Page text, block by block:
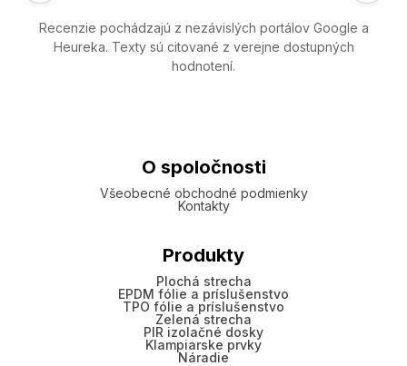
Recenzie pochádzajú z nezávislých portálov Google a
Heureka. Texty sú citované z verejne dostupných
hodnotení.
O spoločnosti
Všeobecné obchodné podmienky
Kontakty
Produkty
Plochá strecha
EPDM fólie a príslušenstvo
TPO fólie a príslušenstvo
Zelená strecha
PIR izolačné dosky
Klampiarske prvky
Náradie